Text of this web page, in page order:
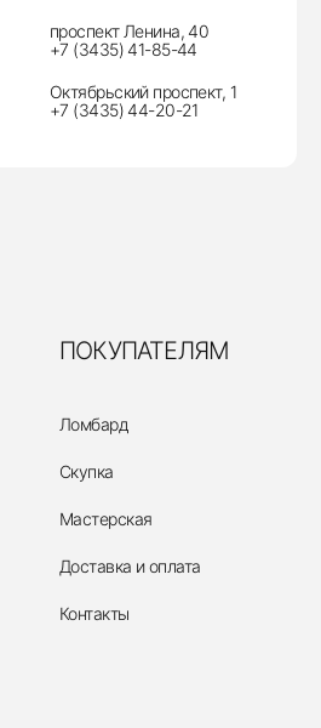
проспект Ленина, 40
+7 (3435) 41-85-44
Октябрьский проспект, 1
+7 (3435) 44-20-21
ПОКУПАТЕЛЯМ
Ломбард
Скупка
Мастерская
Доставка и оплата
Контакты